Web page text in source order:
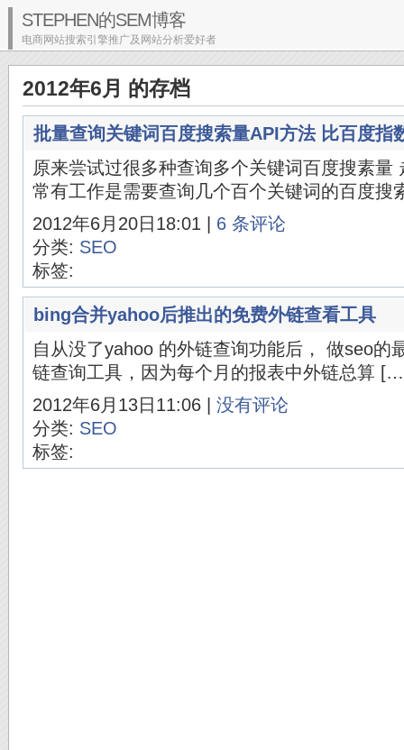
STEPHEN的SEM博客
电商网站搜索引擎推广及网站分析爱好者
2012年6月 的存档
批量查询关键词百度搜索量API方法 比百度指
原来尝试过很多种查询多个关键词百度搜素量
常有工作是需要查询几个百个关键词的百度
2012年6月20日18:01 | 6 条评论
分类: SEO
标签:
bing合并yahoo后推出的免费外链查看工具
自从没了yahoo 的外链查询功能后， 做seo的
链查询工具，因为每个月的报表中外链总算
2012年6月13日11:06 | 没有评论
分类: SEO
标签: